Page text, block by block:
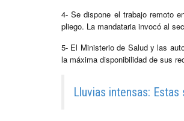
4- Se dispone el trabajo remoto
pliego. La mandataria invocó al
5- El Ministerio de Salud y las
la máxima disponibilidad de sus
Lluvias intensas: